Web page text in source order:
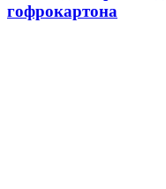
гофрокартона